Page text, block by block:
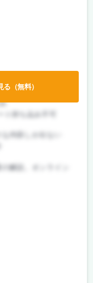
ト持ち込み不可
解説。オンライン
る（無料）